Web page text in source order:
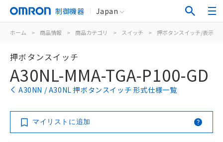
制御機器 Japan
ホーム > 商品情報 > 商品カテゴリ > スイッチ > 押ボタンスイッチ/表示灯
押ボタンスイッチ
A30NL-MMA-TGA-P100-GD
A30NN / A30NL 押ボタンスイッチ 形式仕様一覧
マイリストに追加